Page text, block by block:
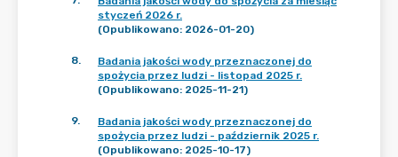
styczeń 2026 r.
(Opublikowano: 2026-01-20)
8.
Badania jakości wody przeznaczonej do
spożycia przez ludzi - listopad 2025 r.
(Opublikowano: 2025-11-21)
9.
Badania jakości wody przeznaczonej do
spożycia przez ludzi - październik 2025 r.
(Opublikowano: 2025-10-17)